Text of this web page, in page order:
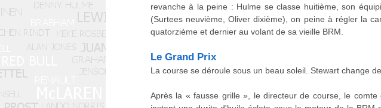
revanche à la peine : Hulme se classe huitième, son
(Surtees neuvième, Oliver dixième), on peine à régler la
quatorzième et dernier au volant de sa vieille BRM.
Le Grand Prix
La course se déroule sous un beau soleil. Stewart change
Après la « fausse grille », le directeur de course, le